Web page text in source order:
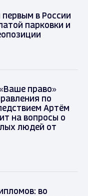
первым в России
парковки и
право»
по
Артём
на вопросы о
людей от
во